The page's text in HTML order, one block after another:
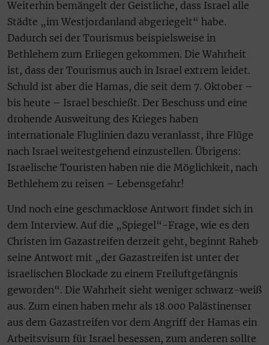
Weiterhin bemängelt der Geistliche, dass Israel alle
Städte „im Westjordanland abgeriegelt“ habe.
Dadurch sei der Tourismus beispielsweise in
Bethlehem zum Erliegen gekommen. Die Wahrheit
ist, dass der Tourismus auch in Israel extrem leidet.
Schuld ist aber die Hamas, die seit dem 7. Oktober –
bis heute – Israel beschießt. Der Beschuss und eine
drohende Ausweitung des Krieges haben
internationale Fluglinien dazu veranlasst, ihre Flüge
nach Israel weitestgehend einzustellen. Übrigens:
Israelische Touristen haben nie die Möglichkeit, nach
Bethlehem zu reisen – Lebensgefahr!
Und noch eine geschmacklose Antwort findet sich in
dem Interview. Auf die „Spiegel“-Frage, wie es den
Christen im Gazastreifen derzeit geht, beginnt Raheb
seine Antwort mit „der Gazastreifen ist unter der
israelischen Blockade zu einem Freiluftgefängnis
geworden“. Die Wahrheit sieht weniger schwarz-weiß
aus. Zum einen haben mehr als 18.000 Palästinenser
aus dem Gazastreifen vor dem Angriff der Hamas ein
Arbeitsvisum für Israel besessen, zum anderen sollte